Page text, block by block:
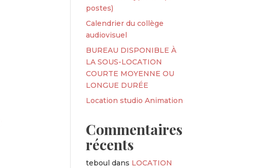
postes)
Calendrier du collège
audiovisuel
BUREAU DISPONIBLE À
LA SOUS-LOCATION
COURTE MOYENNE OU
LONGUE DURÉE
Location studio Animation
Commentaires
récents
teboul dans LOCATION